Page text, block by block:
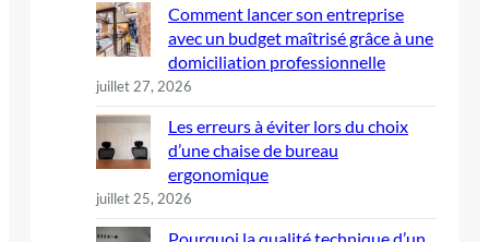
Comment lancer son entreprise
avec un budget maîtrisé grâce à une
domiciliation professionnelle
juillet 27, 2026
Les erreurs à éviter lors du choix
d’une chaise de bureau
ergonomique
juillet 25, 2026